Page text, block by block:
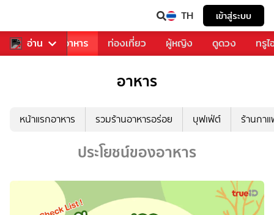
TH เข้าสู่ระบบ
อ่าน
การเพลง อาหาร ท่องเที่ยว ผู้หญิง ดูดวง ทรู
อาหาร
หน้าแรกอาหาร รวมร้านอาหารอร่อย บุฟเฟ่ต์ ร้านกา
ประโยชน์ของอาหาร